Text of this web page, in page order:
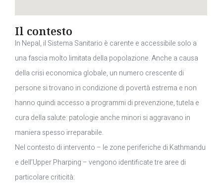
Il contesto
In Nepal, il Sistema Sanitario è carente e accessibile solo a
una fascia molto limitata della popolazione. Anche a causa
della crisi economica globale, un numero crescente di
persone si trovano in condizione di povertà estrema e non
hanno quindi accesso a programmi di prevenzione, tutela e
cura della salute: patologie anche minori si aggravano in
maniera spesso irreparabile.
Nel contesto di intervento – le zone periferiche di Kathmandu
e dell’Upper Pharping – vengono identificate tre aree di
particolare criticità: